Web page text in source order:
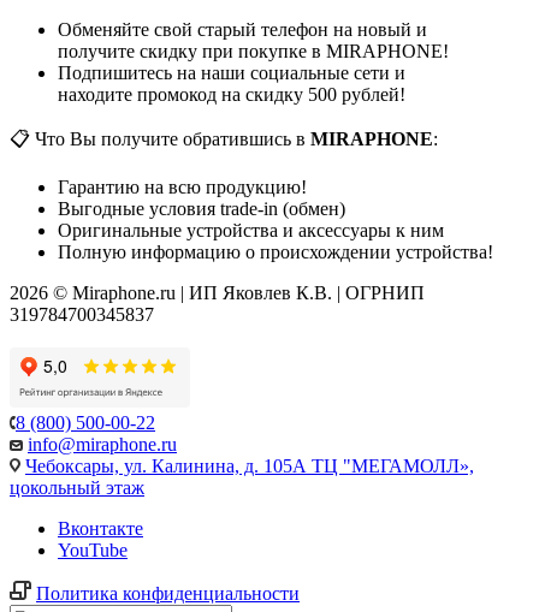
Обменяйте свой старый телефон на новый и
получите скидку при покупке в MIRAPHONE!
Подпишитесь на наши социальные сети и
находите промокод на скидку 500 рублей!
📋 Что Вы получите обратившись в MIRAPHONE:
Гарантию на всю продукцию!
Выгодные условия trade-in (обмен)
Оригинальные устройства и аксессуары к ним
Полную информацию о происхождении устройства!
2026 © Miraphone.ru | ИП Яковлев К.В. | ОГРНИП
319784700345837
8 (800) 500-00-22
info@miraphone.ru
Чебоксары, ул. Калинина, д. 105А ТЦ "МЕГАМОЛЛ»,
цокольный этаж
Вконтакте
YouTube
Политика конфиденциальности